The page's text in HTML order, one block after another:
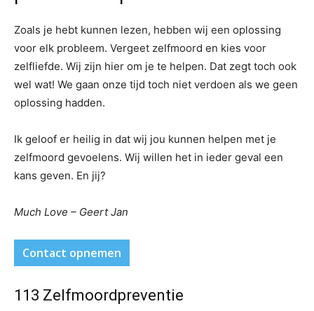
Zoals je hebt kunnen lezen, hebben wij een oplossing
voor elk probleem. Vergeet zelfmoord en kies voor
zelfliefde. Wij zijn hier om je te helpen. Dat zegt toch ook
wel wat! We gaan onze tijd toch niet verdoen als we geen
oplossing hadden.
Ik geloof er heilig in dat wij jou kunnen helpen met je
zelfmoord gevoelens. Wij willen het in ieder geval een
kans geven. En jij?
Much Love – Geert Jan
Contact opnemen
113 Zelfmoordpreventie